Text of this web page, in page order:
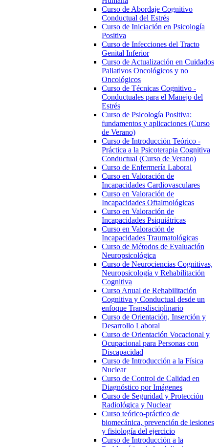
Curso de Abordaje Cognitivo
Conductual del Estrés
Curso de Iniciación en Psicología
Positiva
Curso de Infecciones del Tracto
Genital Inferior
Curso de Actualización en Cuidados
Paliativos Oncológicos y no
Oncológicos
Curso de Técnicas Cognitivo -
Conductuales para el Manejo del
Estrés
Curso de Psicología Positiva:
fundamentos y aplicaciones (Curso
de Verano)
Curso de Introducción Teórico -
Práctica a la Psicoterapia Cognitiva
Conductual (Curso de Verano)
Curso de Enfermería Laboral
Curso en Valoración de
Incapacidades Cardiovasculares
Curso en Valoración de
Incapacidades Oftalmológicas
Curso en Valoración de
Incapacidades Psiquiátricas
Curso en Valoración de
Incapacidades Traumatológicas
Curso de Métodos de Evaluación
Neuropsicológica
Curso de Neurociencias Cognitivas,
Neuropsicología y Rehabilitación
Cognitiva
Curso Anual de Rehabilitación
Cognitiva y Conductual desde un
enfoque Transdisciplinario
Curso de Orientación, Inserción y
Desarrollo Laboral
Curso de Orientación Vocacional y
Ocupacional para Personas con
Discapacidad
Curso de Introducción a la Física
Nuclear
Curso de Control de Calidad en
Diagnóstico por Imágenes
Curso de Seguridad y Protección
Radiológica y Nuclear
Curso teórico-práctico de
biomecánica, prevención de lesiones
y fisiología del ejercicio
Curso de Introducción a la